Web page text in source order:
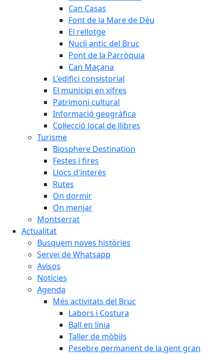
Can Casas
Font de la Mare de Déu
El rellotge
Nucli antic del Bruc
Pont de la Parròquia
Can Maçana
L'edifici consistorial
El municipi en xifres
Patrimoni cultural
Informació geogràfica
Col·lecció local de llibres
Turisme
Biosphere Destination
Festes i fires
Llocs d'interès
Rutes
On dormir
On menjar
Montserrat
Actualitat
Busquem noves històries
Servei de Whatsapp
Avisos
Notícies
Agenda
Més activitats del Bruc
Labors i Costura
Ball en línia
Taller de mòbils
Pesebre permanent de la gent gran